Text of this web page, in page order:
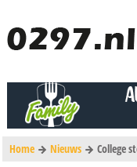
Home Nieuws College